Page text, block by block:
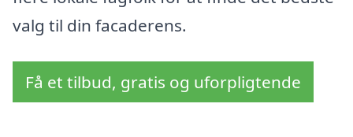
valg til din facaderens.
Få et tilbud, gratis og uforpligtende